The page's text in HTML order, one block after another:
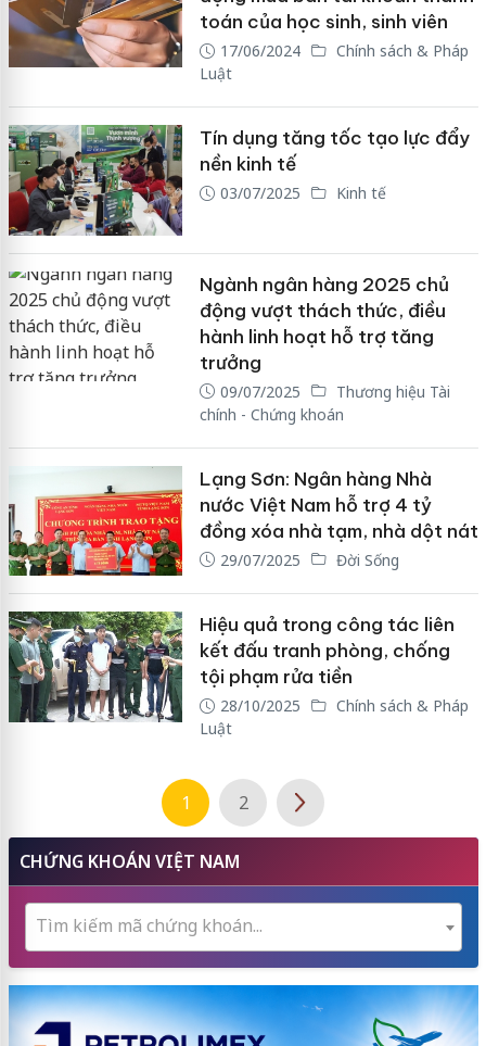
toán của học sinh, sinh viên
17/06/2024
Chính sách & Pháp
Luật
Tín dụng tăng tốc tạo lực đẩy
nền kinh tế
03/07/2025 Kinh tế
Ngành ngân hàng 2025 chủ
động vượt thách thức, điều
hành linh hoạt hỗ trợ tăng
trưởng
09/07/2025
Thương hiệu Tài
chính - Chứng khoán
Lạng Sơn: Ngân hàng Nhà
nước Việt Nam hỗ trợ 4 tỷ
đồng xóa nhà tạm, nhà dột nát
29/07/2025 Đời Sống
Hiệu quả trong công tác liên
kết đấu tranh phòng, chống
tội phạm rửa tiền
28/10/2025
Chính sách & Pháp
Luật
1 2
CHỨNG KHOÁN VIỆT NAM
Tìm kiếm mã chứng khoán...